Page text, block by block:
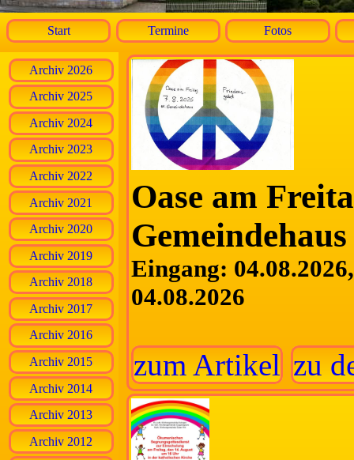
Start Termine Fotos
Archiv 2026
Archiv 2025
Archiv 2024
Archiv 2023
Archiv 2022
Archiv 2021
Archiv 2020
Archiv 2019
Archiv 2018
Archiv 2017
Archiv 2016
Archiv 2015
Archiv 2014
Archiv 2013
Archiv 2012
Oase am
Eingang:
04.08.2026
zum Artikel zu